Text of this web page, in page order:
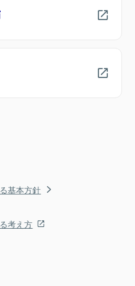
基本方針
考え方